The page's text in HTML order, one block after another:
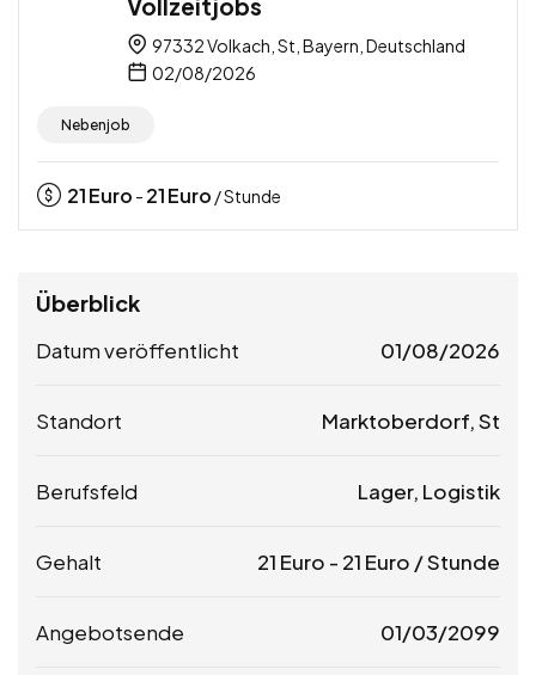
97332 Volkach, St, Bayern, Deutschland
02/08/2026
Nebenjob
21Euro - 21Euro / Stunde
Überblick
Datum veröffentlicht 01/08/2026
Standort Marktoberdorf, St
Berufsfeld Lager, Logistik
Gehalt 21 Euro - 21 Euro / Stunde
Angebotsende 01/03/2099